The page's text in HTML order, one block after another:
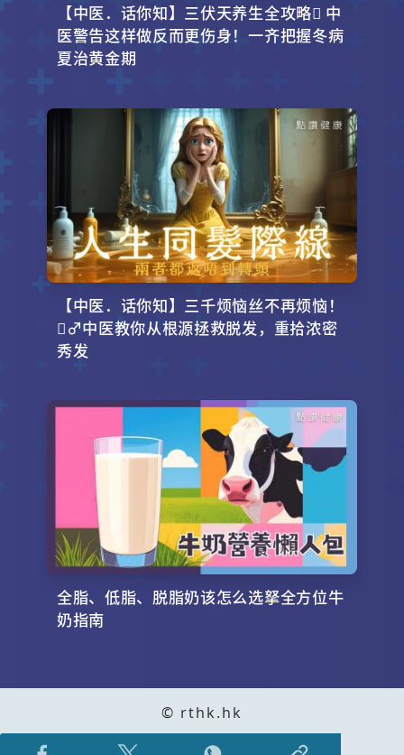
【中医．话你知】三伏天养生全攻略 中
医警告这样做反而更伤身！一齐把握冬病
夏治黄金期
【中医．话你知】三千烦恼丝不再烦恼！
‍♂️中医教你从根源拯救脱发，重拾浓密
秀发
全脂、低脂、脱脂奶该怎么选拏全方位牛
奶指南
© rthk.hk